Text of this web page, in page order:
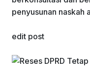
penyusunan naskah
edit post